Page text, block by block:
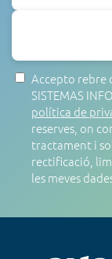
Accepto rebre
SISTEMAS
política de
reserves, on
tractament i
rectificació,
les meves